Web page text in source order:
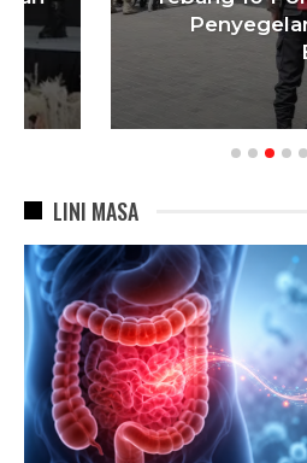
Penyegelan
5 Agu 2026
LINI MASA